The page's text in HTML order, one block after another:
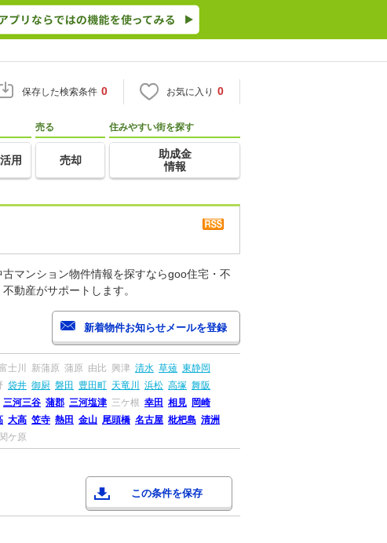
保存した検索条件 0 お気に入り 0
用
売る
売却
住みやすい街を探す
助成金
情報
マンション物件情報を探すならgoo住宅・不
動産がサポートします。
士川 新蒲原 蒲原 由比 興津 清水 草薙 東静岡
袋井 御厨 磐田 豊田町 天竜川 浜松 高塚 舞阪
三河三谷 蒲郡 三河塩津 三ケ根 幸田 相見 岡崎
大高 笠寺 熱田 金山 尾頭橋 名古屋 枇杷島 清洲
関ケ原
この条件を保存